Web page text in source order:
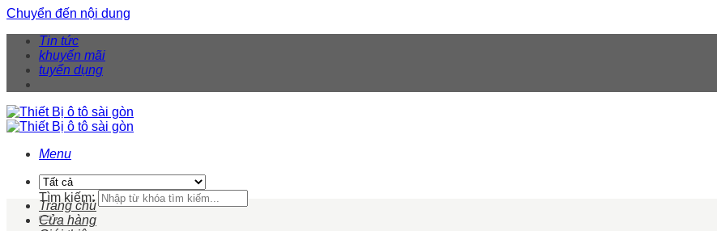
Chuyển đến nội dung
Tin tức
khuyến mãi
tuyển dụng
Menu
Tìm kiếm:
Trang chủ
Cửa hàng